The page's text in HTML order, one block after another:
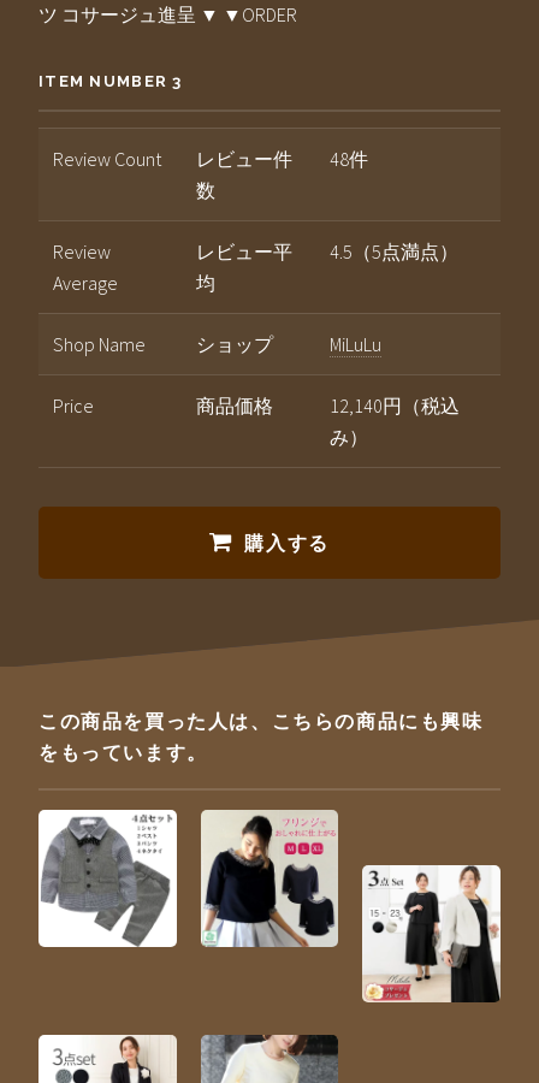
ツ コサージュ進呈 ▼ ▼ORDER
ITEM NUMBER 3
Review Count
レビュー件
数
48件
Review
Average
レビュー平
均
4.5（5点満点）
Shop Name ショップ MiLuLu
Price 商品価格
12,140円（税込
み）
購入する
この商品を買った人は、こちらの商品にも興味
をもっています。